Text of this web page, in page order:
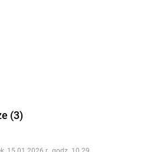
(3)